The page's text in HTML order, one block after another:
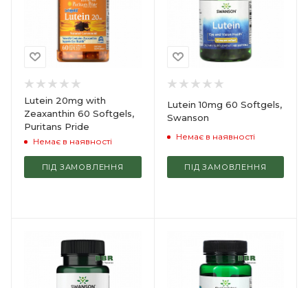
Lutein 20mg with
Zeaxanthin 60 Softgels,
Puritans Pride
Немає в наявності
ПІД ЗАМОВЛЕННЯ
Lutein 10mg 60 Softgels,
Swanson
Немає в наявності
ПІД ЗАМОВЛЕННЯ